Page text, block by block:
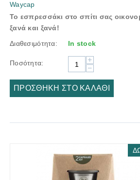
Waycap
To εσπρεσσάκι στο σπίτι σας
ξανά και ξανά!
Διαθεσιμότητα:
In stock
Ποσότητα:
+
−
ΠΡΟΣΘΉΚΗ ΣΤΟ ΚΑΛΆΘΙ